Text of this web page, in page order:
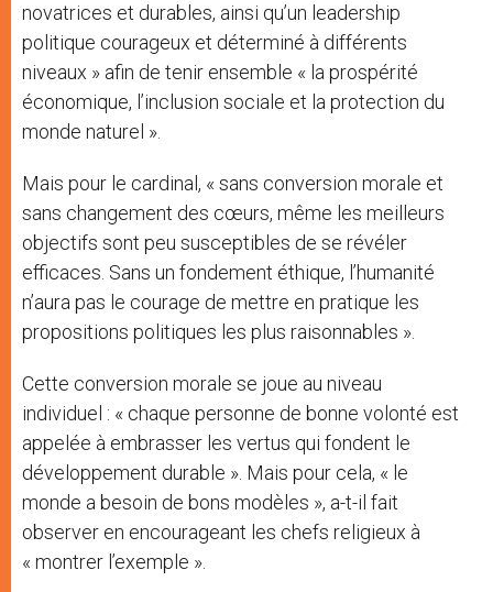
novatrices et durables, ainsi qu’un leadership
politique courageux et déterminé à différents
niveaux » afin de tenir ensemble « la prospérité
économique, l’inclusion sociale et la protection du
monde naturel ».
Mais pour le cardinal, « sans conversion morale et
sans changement des cœurs, même les meilleurs
objectifs sont peu susceptibles de se révéler
efficaces. Sans un fondement éthique, l’humanité
n’aura pas le courage de mettre en pratique les
propositions politiques les plus raisonnables ».
Cette conversion morale se joue au niveau
individuel : « chaque personne de bonne volonté est
appelée à embrasser les vertus qui fondent le
développement durable ». Mais pour cela, « le
monde a besoin de bons modèles », a-t-il fait
observer en encourageant les chefs religieux à
« montrer l’exemple ».